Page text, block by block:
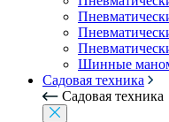
Шинные
Садовая техника
Садовая техника